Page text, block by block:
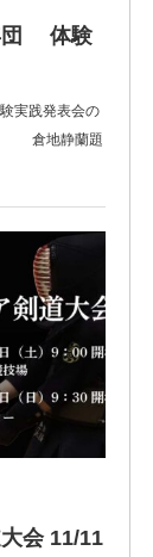
団 体験
実践発表会の
倉地静蘭題
会 11/11